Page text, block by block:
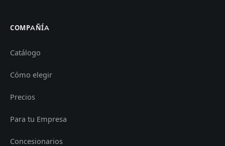
COMPAÑÍA
Catálogo
Cómo elegir
Precios
Para tu Empresa
Concesionarios